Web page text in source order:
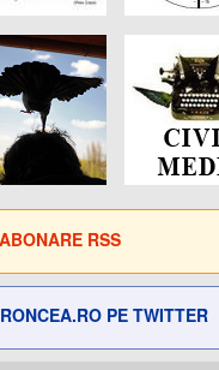
ABONARE RSS
RONCEA.RO PE TWITTER